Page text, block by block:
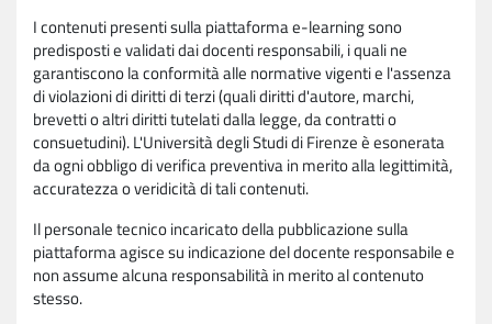
I contenuti presenti sulla piattaforma e-learning sono
predisposti e validati dai docenti responsabili, i quali ne
garantiscono la conformità alle normative vigenti e l'assenza
di violazioni di diritti di terzi (quali diritti d'autore, marchi,
brevetti o altri diritti tutelati dalla legge, da contratti o
consuetudini). L'Università degli Studi di Firenze è esonerata
da ogni obbligo di verifica preventiva in merito alla legittimità,
accuratezza o veridicità di tali contenuti.
Il personale tecnico incaricato della pubblicazione sulla
piattaforma agisce su indicazione del docente responsabile e
non assume alcuna responsabilità in merito al contenuto
stesso.